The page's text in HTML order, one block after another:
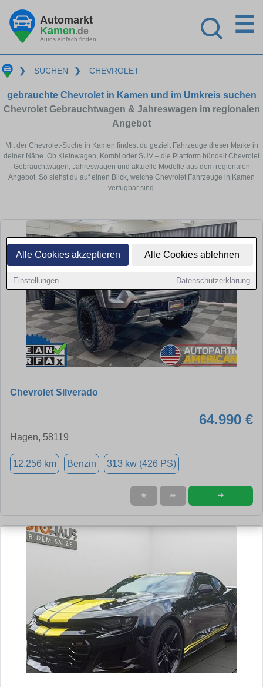
Alle Cookies akzeptieren Alle Cookies ablehnen
Einstellungen Datenschutzerklärung
Automarkt
Kamen.de
Autos einfach finden
☰
❯ SUCHEN ❯ CHEVROLET
gebrauchte Chevrolet in Kamen und im Umkreis suchen
Chevrolet Gebrauchtwagen & Jahreswagen im regionalen
Angebot
Mit der Chevrolet-Suche in Kamen findest du gezielt Fahrzeuge dieser Marke in
deiner Nähe. Ob Kleinwagen, Kombi oder SUV – die Plattform bündelt Chevrolet
Gebrauchtwagen, Jahreswagen und aktuelle Modelle aus dem regionalen
Angebot. So siehst du auf einen Blick, welche Chevrolet Fahrzeuge in Kamen
verfügbar sind.
Chevrolet Silverado
64.990 €
Hagen, 58119
12.256 km Benzin 313 kw (426 PS)
★ ➦ ➜